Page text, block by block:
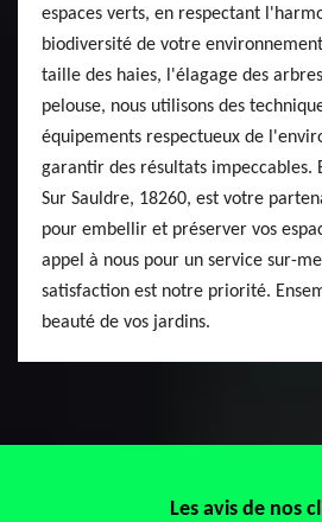
espaces verts, en respectant
biodiversité de votre
taille des haies, l'élagage des
pelouse, nous utilisons des
équipements respectueux de
garantir des résultats impeccables.
Sur Sauldre, 18260, est votre
pour embellir et préserver vos
appel à nous pour un service sur-
satisfaction est notre priorité.
beauté de vos jardins.
Les avis de nos